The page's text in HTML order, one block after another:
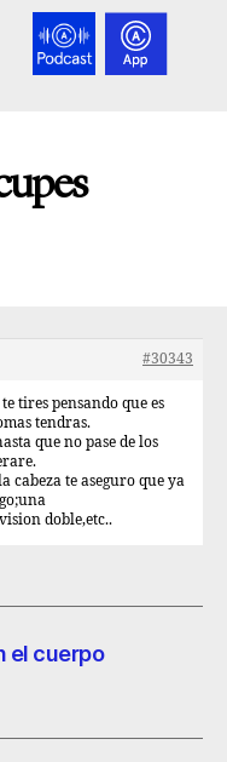
#30343
tires pensando que es
tendras.
que no pase de los
cabeza te aseguro que ya
doble,etc..
el cuerpo